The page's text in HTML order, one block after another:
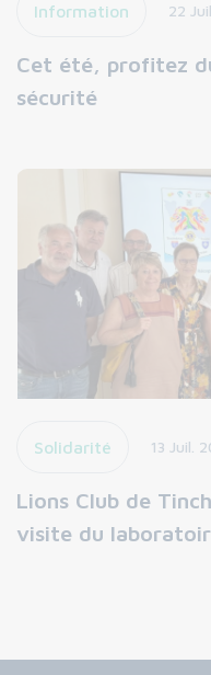
Information 22
Cet été, profitez
sécurité
Solidarité 13 Juil.
Lions Club de
visite du